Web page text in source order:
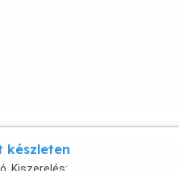
készleten